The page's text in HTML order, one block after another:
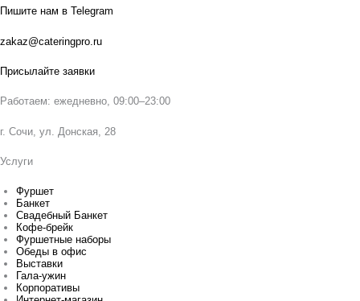
Пишите нам в Telegram
zakaz@cateringpro.ru
Присылайте заявки
Работаем: ежедневно, 09:00–23:00
г. Сочи, ул. Донская, 28
Услуги
Фуршет
Банкет
Свадебный Банкет
Кофе-брейк
Фуршетные наборы
Обеды в офис
Выставки
Гала-ужин
Корпоративы